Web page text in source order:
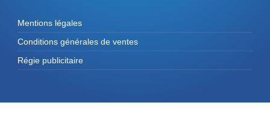
Mentions légales
Conditions générales de ventes
Régie publicitaire